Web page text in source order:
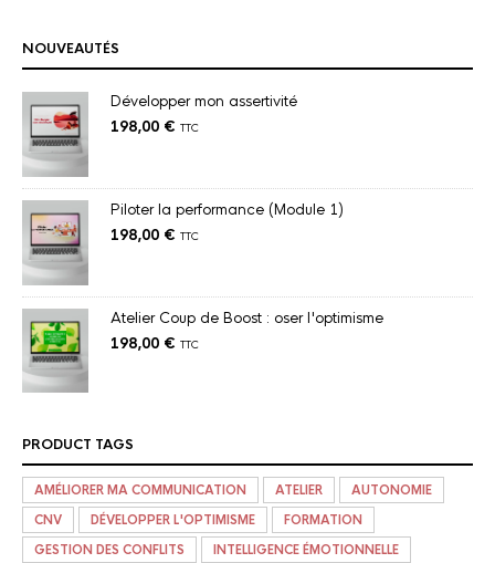
NOUVEAUTÉS
Développer mon assertivité
198,00 € TTC
Piloter la performance (Module 1)
198,00 € TTC
Atelier Coup de Boost : oser l'optimisme
198,00 € TTC
PRODUCT TAGS
AMÉLIORER MA COMMUNICATION ATELIER
AUTONOMIE
CNV
DÉVELOPPER L'OPTIMISME
FORMATION
GESTION DES CONFLITS
INTELLIGENCE ÉMOTIONNELLE